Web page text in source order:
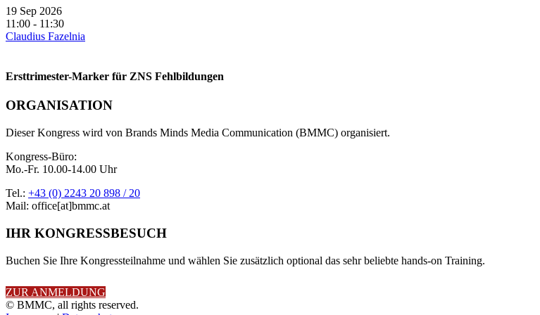
19 Sep 2026
11:00 - 11:30
Claudius Fazelnia
Ersttrimester-Marker für ZNS Fehlbildungen
ORGANISATION
Dieser Kongress wird von Brands Minds Media Communication (BMMC) organisiert.
Kongress-Büro:
Mo.-Fr. 10.00-14.00 Uhr
Tel.: +43 (0) 2243 20 898 / 20
Mail: office[at]bmmc.at
IHR KONGRESSBESUCH
Buchen Sie Ihre Kongressteilnahme und wählen Sie zusätzlich optional das sehr beliebte hands-on Training.
ZUR ANMELDUNG
© BMMC, all rights reserved.